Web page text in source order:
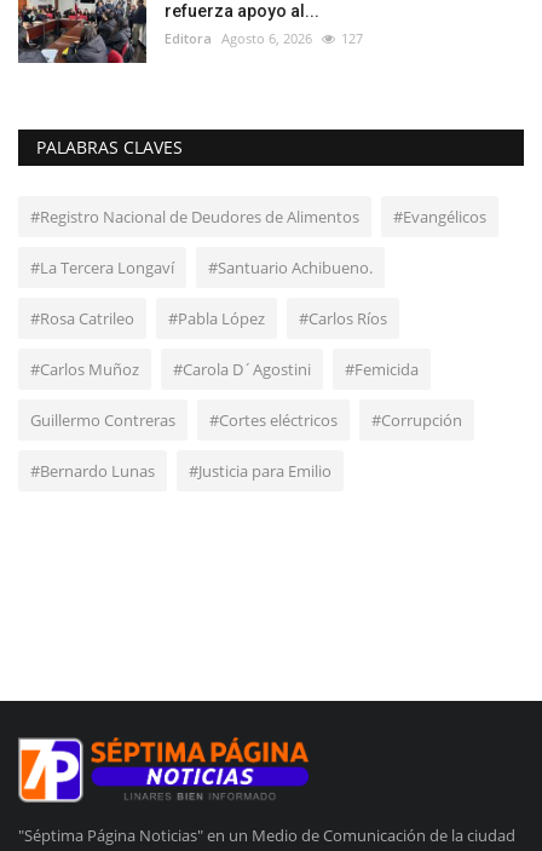
refuerza apoyo al...
Editora Agosto 6, 2026 127
PALABRAS CLAVES
#Registro Nacional de Deudores de Alimentos #Evangélicos
#La Tercera Longaví #Santuario Achibueno.
#Rosa Catrileo #Pabla López #Carlos Ríos
#Carlos Muñoz #Carola D´Agostini #Femicida
Guillermo Contreras #Cortes eléctricos #Corrupción
#Bernardo Lunas #Justicia para Emilio
"Séptima Página Noticias" en un Medio de Comunicación de la ciudad